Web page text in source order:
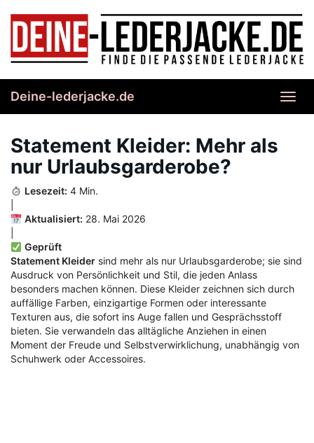
content
Deine-lederjacke.de
Statement Kleider: Mehr als
nur Urlaubsgarderobe?
Lesezeit: 4 Min.
Aktualisiert: 28. Mai 2026
Geprüft
Statement Kleider sind mehr als nur Urlaubsgarderobe; sie sind
Ausdruck von Persönlichkeit und Stil, die jeden Anlass
besonders machen können. Diese Kleider zeichnen sich durch
auffällige Farben, einzigartige Formen oder interessante
Texturen aus, die sofort ins Auge fallen und Gesprächsstoff
bieten. Sie verwandeln das alltägliche Anziehen in einen
Moment der Freude und Selbstverwirklichung, unabhängig von
Schuhwerk oder Accessoires.